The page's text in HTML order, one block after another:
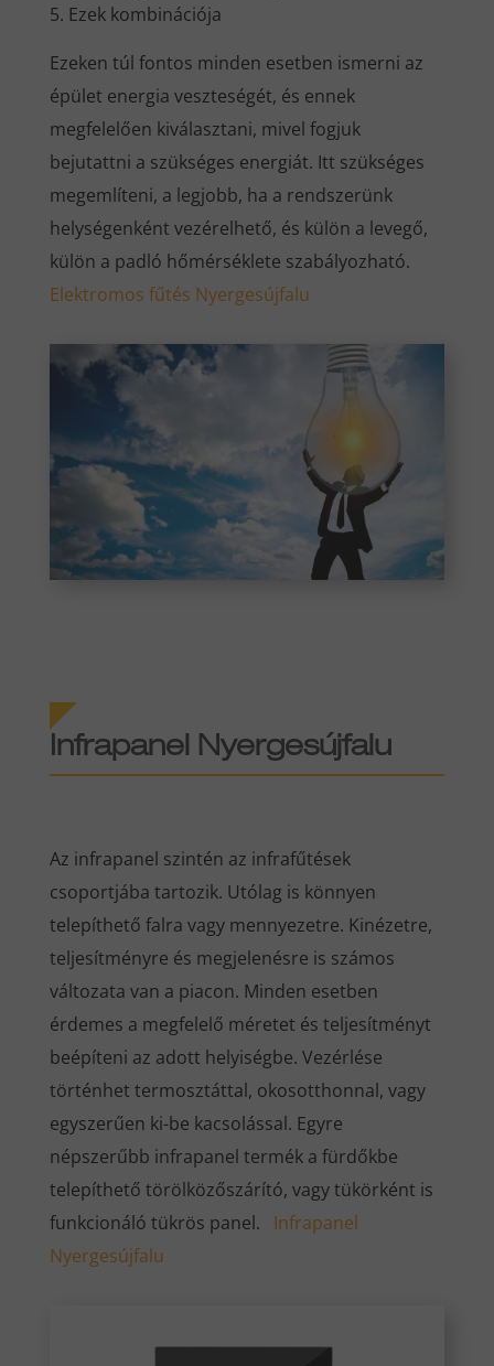
Ezek kombinációja
Ezeken túl fontos minden esetben ismerni az
épület energia veszteségét, és ennek
megfelelően kiválasztani, mivel fogjuk
bejutattni a szükséges energiát. Itt szükséges
megemlíteni, a legjobb, ha a rendszerünk
helységenként vezérelhető, és külön a levegő,
külön a padló hőmérséklete szabályozható.
Elektromos fűtés Nyergesújfalu
Infrapanel Nyergesújfalu
Az infrapanel szintén az infrafűtések
csoportjába tartozik. Utólag is könnyen
telepíthető falra vagy mennyezetre. Kinézetre,
teljesítményre és megjelenésre is számos
változata van a piacon. Minden esetben
érdemes a megfelelő méretet és teljesítményt
beépíteni az adott helyiségbe. Vezérlése
történhet termosztáttal, okosotthonnal, vagy
egyszerűen ki-be kacsolással. Egyre
népszerűbb infrapanel termék a fürdőkbe
telepíthető törölközőszárító, vagy tükörként is
funkcionáló tükrös panel. Infrapanel
Nyergesújfalu